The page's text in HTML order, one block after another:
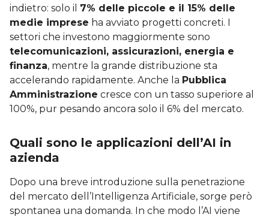
indietro: solo il 7% delle piccole e il 15% delle
medie imprese ha avviato progetti concreti. I
settori che investono maggiormente sono
telecomunicazioni, assicurazioni, energia e
finanza, mentre la grande distribuzione sta
accelerando rapidamente. Anche la Pubblica
Amministrazione cresce con un tasso superiore al
100%, pur pesando ancora solo il 6% del mercato.
Quali sono le applicazioni dell’AI in
azienda
Dopo una breve introduzione sulla penetrazione
del mercato dell’Intelligenza Artificiale, sorge però
spontanea una domanda. In che modo l’AI viene